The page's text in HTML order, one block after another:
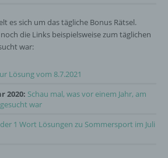
es sich um das tägliche Bonus Rätsel.
die Links beispielsweise zum täglichen
war:
Lösung vom 8.7.2021
2020: Schau mal, was vor einem Jahr, am
war
1 Wort Lösungen zu Sommersport im Juli